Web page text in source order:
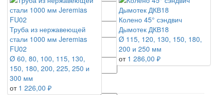
Ø 120
Ø 125
Ø 130
Труба из нержавеющей
стали 1000 мм Jeremias
FU02
Ø 60, 80, 100, 115, 130,
150, 180, 200, 225, 250 и
300 мм
от 1 226,00 ₽
Колено 45° сэндвич
Дымотек ДКВ18
Ø 115, 120, 130, 150, 180,
200 и 250 мм
от 1 286,00 ₽